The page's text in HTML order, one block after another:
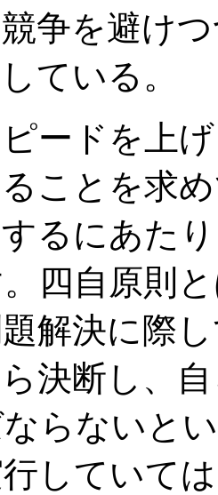
争を避け
ている。
ードを上
ことを求
るにあた
四自原則
解決に際
決断し、
らないと
していて